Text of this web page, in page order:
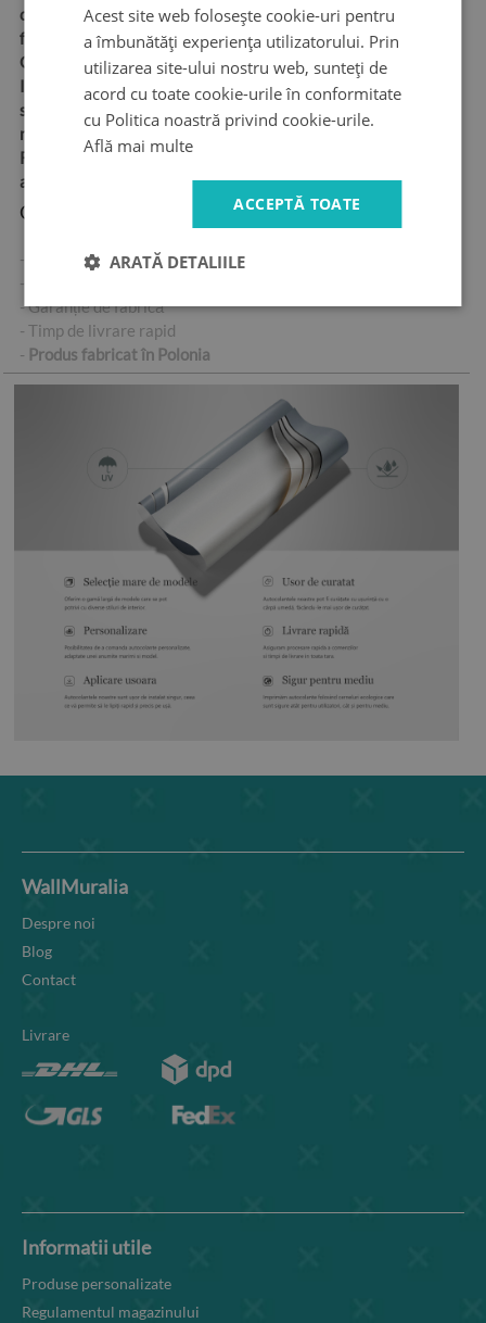
cu canale de aer „bubble
free”
Grosime: 100 µm
Ideal pentru oricine dorește
să își decoreze ușile într-un
mod simplu și durabil
Rezistență ridicată la
abraziune
Cele mai importante caracteristici ale produsului:
- Autocolant autoadeziv de înaltă calitate
- Fără bule de aer în cazul unei aplicări corecte
- Garanție de fabrică
- Timp de livrare rapid
- Produs fabricat în Polonia
WallMuralia
Despre noi
Blog
Contact
Livrare
Informatii utile
Produse personalizate
Regulamentul magazinului
Acest site web folosește cookie-uri pentru
a îmbunătăți experiența utilizatorului. Prin
utilizarea site-ului nostru web, sunteți de
acord cu toate cookie-urile în conformitate
cu Politica noastră privind cookie-urile.
Află mai multe
ACCEPTĂ TOATE
ARATĂ DETALIILE